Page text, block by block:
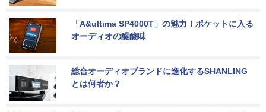
「A&ultima SP4000T」の魅力！ポケットに入る
オーディオの醍醐味
総合オーディオブランドに進化するSHANLING
とは何者か？